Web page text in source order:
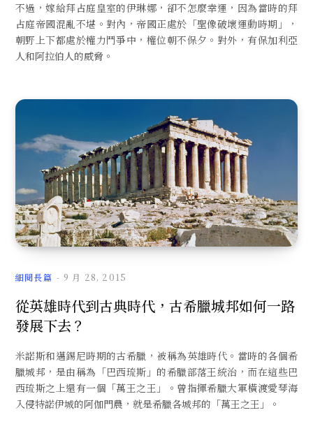
不過，嫁給拜占庭皇室的伊琳娜，卻不怎麼幸運，因為當時的拜
占庭帝國混亂不堪。對內，帝國正處於「聖像破壞運動時期」，
朝野上下都處於權力鬥爭中，權位朝不保夕。對外，有保加利亞
人和阿拉伯人的威脅。
細閱長篇 9 月 28, 2015
從英雄時代到古典時代，古希臘城邦如何一路
發展下去？
米諾斯和邁錫尼時期的古希臘，被稱為英雄時代。當時的各個希
臘城邦，是由稱為「巴西琉斯」的希臘部落王統治，而在這些巴
西琉斯之上還有一個「萬王之王」。曾指揮希臘大軍橫渡愛琴海
入侵特諾伊城的阿伽門農，就是希臘各城邦的「萬王之王」。